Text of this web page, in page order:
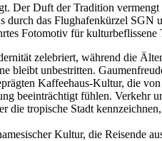
Der Duft der Tradition
durch das Flughafenkürzel SGN
Fotomotiv für kulturbeflissene
zelebriert, während die
bleibt unbestritten.
Kaffeehaus-Kultur, die
beeinträchtigt fühlen. Verkehr
tropische Stadt
Kultur, die Reisende